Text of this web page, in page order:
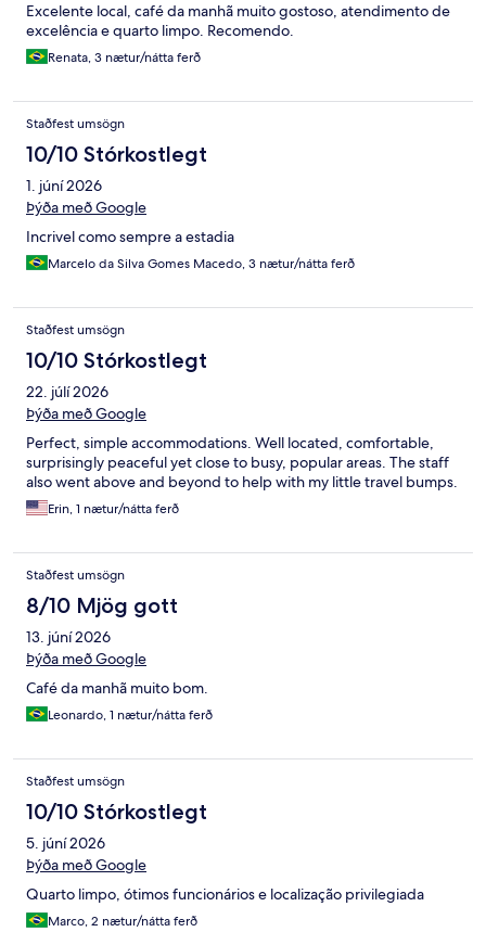
Excelente local, café da manhã muito gostoso, atendimento de
excelência e quarto limpo. Recomendo.
Renata, 3 nætur/nátta ferð
Staðfest umsögn
10/10 Stórkostlegt
1. júní 2026
Þýða með Google
Incrivel como sempre a estadia
Marcelo da Silva Gomes Macedo, 3 nætur/nátta ferð
Staðfest umsögn
10/10 Stórkostlegt
22. júlí 2026
Þýða með Google
Perfect, simple accommodations. Well located, comfortable,
surprisingly peaceful yet close to busy, popular areas. The staff
also went above and beyond to help with my little travel bumps.
Erin, 1 nætur/nátta ferð
Staðfest umsögn
8/10 Mjög gott
13. júní 2026
Þýða með Google
Café da manhã muito bom.
Leonardo, 1 nætur/nátta ferð
Staðfest umsögn
10/10 Stórkostlegt
5. júní 2026
Þýða með Google
Quarto limpo, ótimos funcionários e localização privilegiada
Marco, 2 nætur/nátta ferð